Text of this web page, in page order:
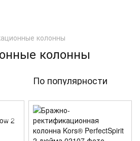
колонны
колонны
По популярности